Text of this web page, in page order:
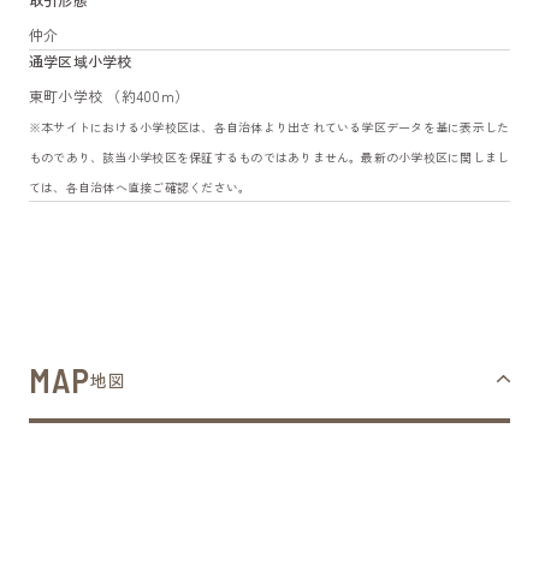
仲介
通学区域小学校
東町小学校 （約400m）
※本サイトにおける小学校区は、各自治体より出されている学区データを基に表示した
ものであり、該当小学校区を保証するものではありません。最新の小学校区に関しまし
ては、各自治体へ直接ご確認ください。
MAP地図